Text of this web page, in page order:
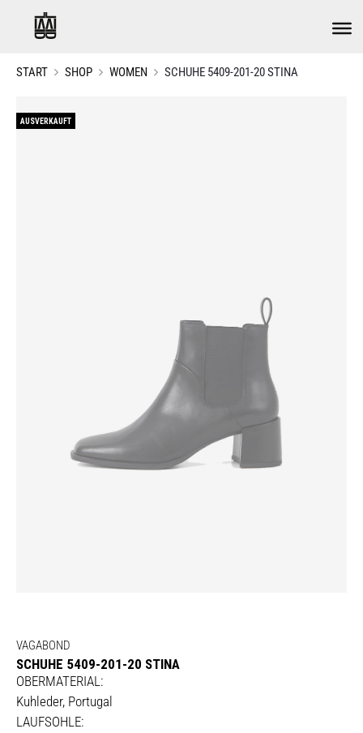
START SHOP WOMEN SCHUHE 5409-201-20 STINA
AUSVERKAUFT
VAGABOND
SCHUHE 5409-201-20 STINA
OBERMATERIAL:
Kuhleder, Portugal
LAUFSOHLE: